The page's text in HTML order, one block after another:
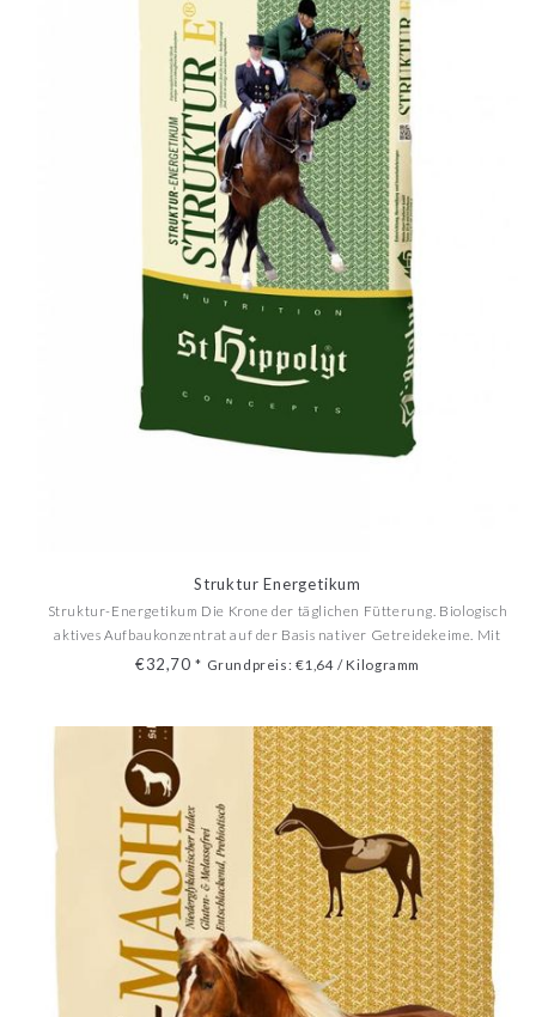
Struktur Energetikum
Struktur-Energetikum Die Krone der täglichen Fütterung. Biologisch
aktives Aufbaukonzentrat auf der Basis nativer Getreidekeime. Mit
reichlich Mineralstoffen, Spurenelementen und Vitaminen für
€32,70* Grundpreis: €1,64 / Kilogramm